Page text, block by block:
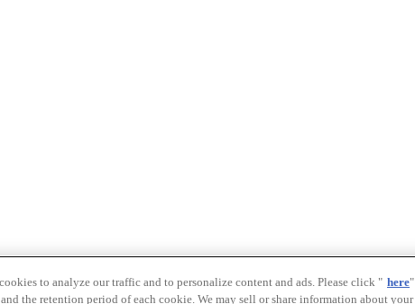
to analyze our traffic and to personalize content and ads. Please click " here"
the retention period of each cookie. We may sell or share information about your